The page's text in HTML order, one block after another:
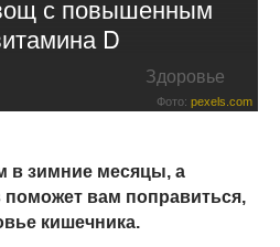
с повышенным
D
Здоровье
Фото: pexels.com
в зимние месяцы, а
поможет вам поправиться,
кишечника.